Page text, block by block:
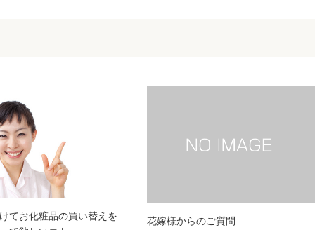
てお化粧品の買い替えを
花嫁様からのご質問